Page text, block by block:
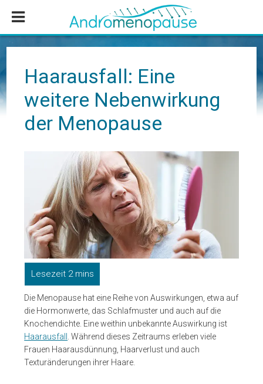
Inhalt
springen
Seitenspalte
springen
Fußzeile
springen
Haarausfall: Eine
weitere Nebenwirkung
der Menopause
Die Menopause hat eine Reihe von Auswirkungen, etwa auf
die Hormonwerte, das Schlafmuster und auch auf die
Knochendichte. Eine weithin unbekannte Auswirkung ist
Haarausfall
. Während dieses Zeitraums erleben viele
Frauen Haarausdünnung, Haarverlust und auch
Texturänderungen ihrer Haare.